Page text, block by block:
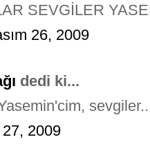
SEVGİLER
26, 2009
dedi ki...
sevgiler..
27, 2009